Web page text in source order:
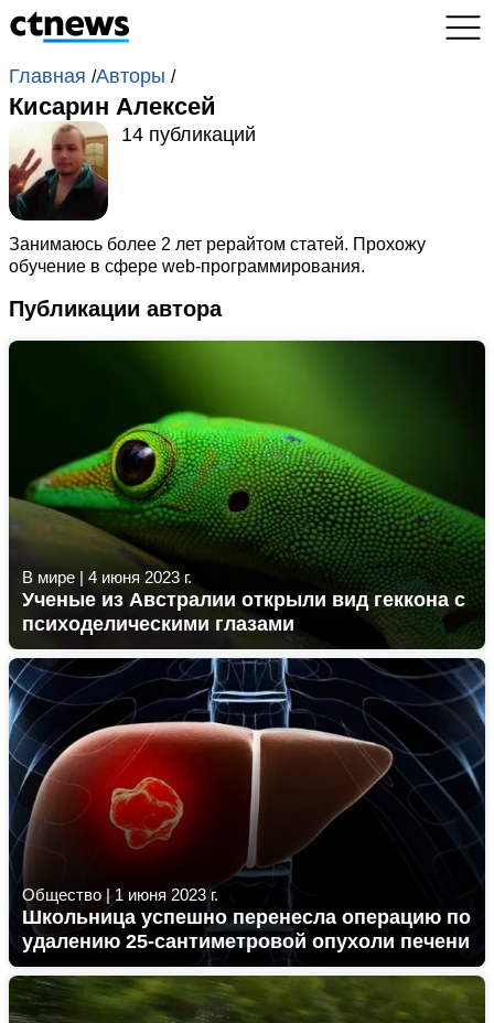
Главная /Авторы /
Кисарин Алексей
14 публикаций
Занимаюсь более 2 лет рерайтом статей. Прохожу
обучение в сфере web-программирования.
Публикации автора
В мире | 4 июня 2023 г.
Ученые из Австралии открыли вид геккона с
психоделическими глазами
Общество|1 июня 2023 г.
Школьница успешно перенесла операцию по
удалению 25-сантиметровой опухоли печени